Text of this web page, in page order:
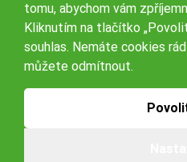
Naše pobočky:
Obchodní podmínky
tomu, abychom vám
Kliknutím na tlačítko
souhlas. Nemáte cookies
můžete odmítnout.